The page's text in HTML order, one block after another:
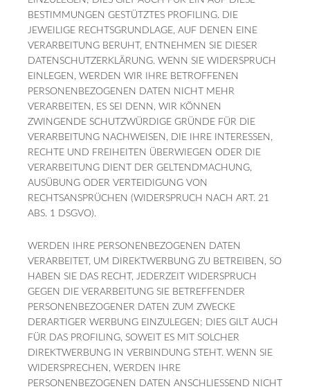
BESTIMMUNGEN GESTÜTZTES PROFILING. DIE
JEWEILIGE RECHTSGRUNDLAGE, AUF DENEN EINE
VERARBEITUNG BERUHT, ENTNEHMEN SIE DIESER
DATENSCHUTZERKLÄRUNG. WENN SIE WIDERSPRUCH
EINLEGEN, WERDEN WIR IHRE BETROFFENEN
PERSONENBEZOGENEN DATEN NICHT MEHR
VERARBEITEN, ES SEI DENN, WIR KÖNNEN
ZWINGENDE SCHUTZWÜRDIGE GRÜNDE FÜR DIE
VERARBEITUNG NACHWEISEN, DIE IHRE INTERESSEN,
RECHTE UND FREIHEITEN ÜBERWIEGEN ODER DIE
VERARBEITUNG DIENT DER GELTENDMACHUNG,
AUSÜBUNG ODER VERTEIDIGUNG VON
RECHTSANSPRÜCHEN (WIDERSPRUCH NACH ART. 21
ABS. 1 DSGVO).
WERDEN IHRE PERSONENBEZOGENEN DATEN
VERARBEITET, UM DIREKTWERBUNG ZU BETREIBEN, SO
HABEN SIE DAS RECHT, JEDERZEIT WIDERSPRUCH
GEGEN DIE VERARBEITUNG SIE BETREFFENDER
PERSONENBEZOGENER DATEN ZUM ZWECKE
DERARTIGER WERBUNG EINZULEGEN; DIES GILT AUCH
FÜR DAS PROFILING, SOWEIT ES MIT SOLCHER
DIREKTWERBUNG IN VERBINDUNG STEHT. WENN SIE
WIDERSPRECHEN, WERDEN IHRE
PERSONENBEZOGENEN DATEN ANSCHLIESSEND NICHT